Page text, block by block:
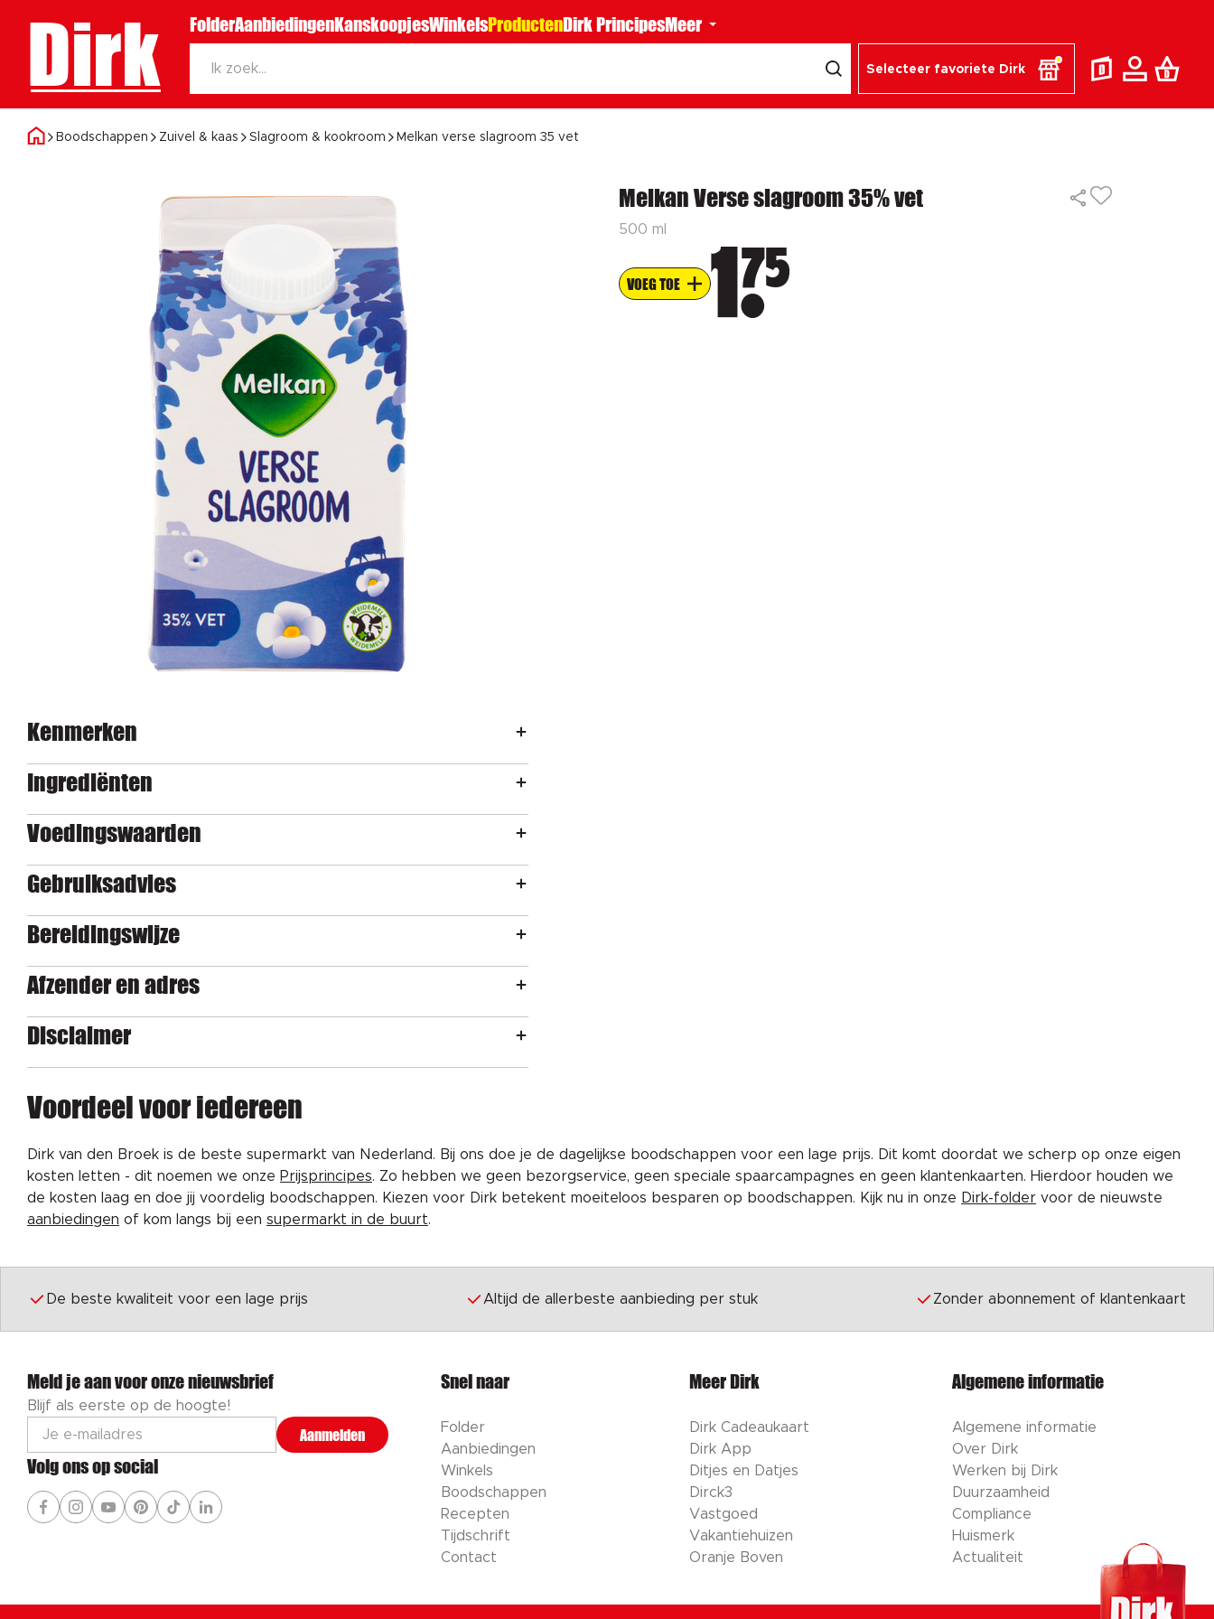
Dirk FolderAanbiedingenKanskoopjesWinkelsProductenDirk PrincipesMeer
Selecteer favoriete Dirk
Boodschappen Zuivel & kaas Slagroom & kookroom Melkan verse slagroom 35 vet
Melkan Verse slagroom 35% vet
500 ml
VOEG TOE 1 75
Kenmerken
Ingrediënten
Voedingswaarden
Gebruiksadvies
Bereidingswijze
Afzender en adres
Disclaimer
Voordeel voor iedereen
Dirk van den Broek is de beste supermarkt van Nederland. Bij ons doe je de dagelijkse boodschappen voor een lage prijs. Dit komt doordat we scherp op onze eigen
kosten letten - dit noemen we onze Prijsprincipes. Zo hebben we geen bezorgservice, geen speciale spaarcampagnes en geen klantenkaarten. Hierdoor houden we
de kosten laag en doe jij voordelig boodschappen. Kiezen voor Dirk betekent moeiteloos besparen op boodschappen. Kijk nu in onze Dirk-folder voor de nieuwste
aanbiedingen of kom langs bij een supermarkt in de buurt.
De beste kwaliteit voor een lage prijs Altijd de allerbeste aanbieding per stuk Zonder abonnement of klantenkaart
Meld je aan voor onze nieuwsbrief
Blijf als eerste op de hoogte!
Aanmelden
Volg ons op social
Snel naar
Folder
Aanbiedingen
Winkels
Boodschappen
Recepten
Tijdschrift
Contact
Meer Dirk
Dirk Cadeaukaart
Dirk App
Ditjes en Datjes
Dirck3
Vastgoed
Vakantiehuizen
Oranje Boven
Algemene informatie
Algemene informatie
Over Dirk
Werken bij Dirk
Duurzaamheid
Compliance
Huismerk
Actualiteit